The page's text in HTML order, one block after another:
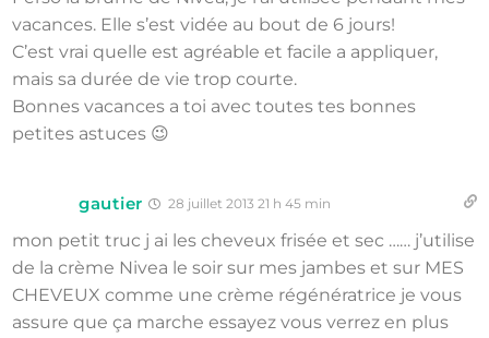
vacances. Elle s’est vidée au bout de 6 jours!
C’est vrai quelle est agréable et facile a appliquer,
mais sa durée de vie trop courte.
Bonnes vacances a toi avec toutes tes bonnes
petites astuces 😉
gautier 28 juillet 2013 21 h 45 min
mon petit truc j ai les cheveux frisée et sec …… j’utilise
de la crème Nivea le soir sur mes jambes et sur MES
CHEVEUX comme une crème régénératrice je vous
assure que ça marche essayez vous verrez en plus